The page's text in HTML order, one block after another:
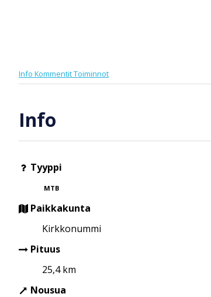
Info KommentitToiminnot
Info
Tyyppi
MTB
Paikkakunta
Kirkkonummi
Pituus
25,4 km
Nousua